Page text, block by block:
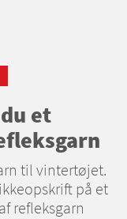
et
til vintertøjet.
på et
refleksgarn